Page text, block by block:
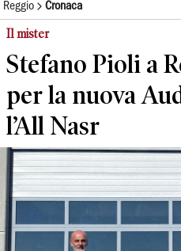
Reggio Cronaca
Il mister
Stefano Pioli a
per la nuova
l’All Nasr